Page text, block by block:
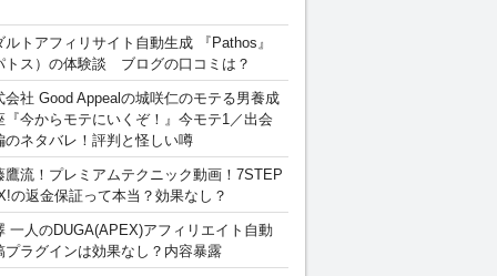
ルトアフィリサイト自動生成 『Pathos』
トス）の体験談 ブログの口コミは？
会社 Good Appealの城咲仁のモテる男養成
『今からモテにいくぞ！』今モテ1／出会
のネタバレ！評判と怪しい噂
鷹流！プレミアムテクニック動画！7STEP
の返金保証って本当？効果なし？
一人のDUGA(APEX)アフィリエイト自動
プラグインは効果なし？内容暴露